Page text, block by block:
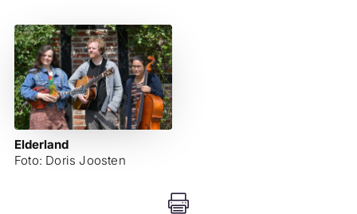
Elderland
Foto: Doris Joosten
